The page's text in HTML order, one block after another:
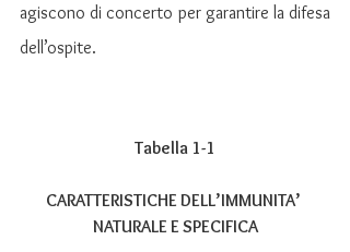
agiscono di concerto per garantire la difesa
dell’ospite.
Tabella 1-1
CARATTERISTICHE DELL’IMMUNITA’
NATURALE E SPECIFICA